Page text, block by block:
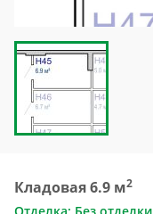
Кладовая 6.9 м2